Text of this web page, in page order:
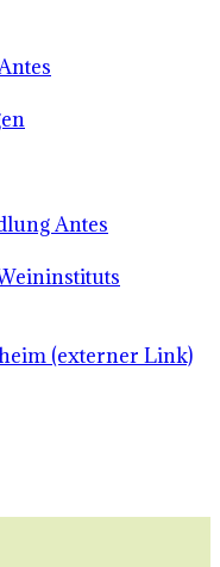
Antes
(externer Link)